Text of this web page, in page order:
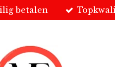
betalen